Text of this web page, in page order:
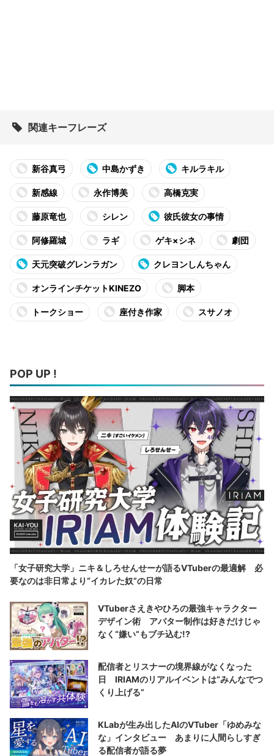
関連キーフレーズ
新谷真弓 中島かずき キルラキル
新感線 永作博美 高橋克実
藤原竜也 シレン 彼氏彼女の事情
阿修羅城 ラギ ゲキ×シネ 劇団
天元突破グレンラガン クレヨンしんちゃん
オンラインチケットKINEZO 脚本
トークショー 座付き作家 スサノオ
POP UP !
「女子研究大学」ニキ＆しろせんせーが語るVTuberの最適解 必
要なのは非日常より“イカレた奴”の日常
VTuberさえきやひろの最強キャラクター
デザイン術 アバター制作は好きだけじゃ
なく“嫌い”もブチ込む!?
配信者とリスナーの境界線がなくなった
日 IRIAMのリアルイベントは“みんなでつ
くり上げる”
KLabが生み出したAIのVTuber「ゆめみな
な」インタビュー あまりに人間らしすぎ
る配信者が語る夢